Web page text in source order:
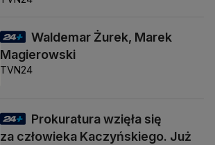
Waldemar Żurek, Marek
Magierowski
TVN24
Prokuratura wzięła się
za człowieka Kaczyńskiego. Już